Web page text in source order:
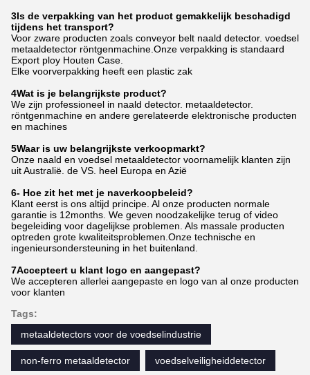
3Is de verpakking van het product gemakkelijk beschadigd
tijdens het transport?
Voor zware producten zoals conveyor belt naald detector. voedsel
metaaldetector röntgenmachine.Onze verpakking is standaard
Export ploy Houten Case.
Elke voorverpakking heeft een plastic zak
4Wat is je belangrijkste product?
We zijn professioneel in naald detector. metaaldetector.
röntgenmachine en andere gerelateerde elektronische producten
en machines
5Waar is uw belangrijkste verkoopmarkt?
Onze naald en voedsel metaaldetector voornamelijk klanten zijn
uit Australië. de VS. heel Europa en Azië
6- Hoe zit het met je naverkoopbeleid?
Klant eerst is ons altijd principe. Al onze producten normale
garantie is 12months. We geven noodzakelijke terug of video
begeleiding voor dagelijkse problemen. Als massale producten
optreden grote kwaliteitsproblemen.Onze technische en
ingenieursondersteuning in het buitenland.
7Accepteert u klant logo en aangepast?
We accepteren allerlei aangepaste en logo van al onze producten
voor klanten
Tags:
metaaldetectors voor de voedselindustrie
non-ferro metaaldetector voedselveiligheiddetector